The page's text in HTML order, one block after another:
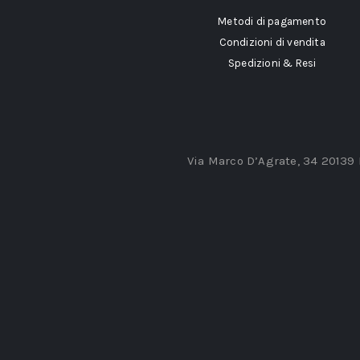
Metodi di pagamento
Condizioni di vendita
Spedizioni & Resi
Via Marco D’Agrate, 34